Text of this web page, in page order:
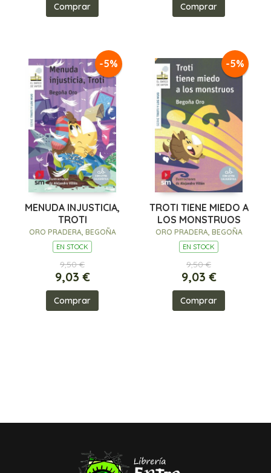
Comprar Comprar
-5%
MENUDA INJUSTICIA,
TROTI
ORO PRADERA, BEGOÑA
EN STOCK
9,50 €
9,03 €
Comprar
-5%
TROTI TIENE MIEDO A
LOS MONSTRUOS
ORO PRADERA, BEGOÑA
EN STOCK
9,50 €
9,03 €
Comprar